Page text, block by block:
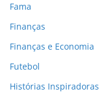
Fama
Finanças
Finanças e Economia
Futebol
Histórias Inspiradoras